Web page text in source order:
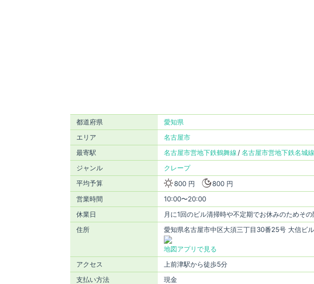
都道府県
愛知県
エリア
名古屋市
最寄駅
名古屋市営地下鉄鶴舞線 名古屋市営地下鉄名城線
ジャンル
クレープ
平均予算
800 円
800 円
営業時間
10:00〜20:00
休業日
月に1回のビル清掃時や不定期でお休みのためそ
住所
愛知県名古屋市中区大須三丁目30番25号 大信ビ
地図アプリで見る
アクセス
上前津駅から徒歩5分
支払い方法
現金